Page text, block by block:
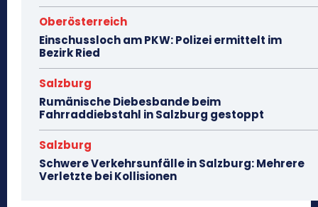
Oberösterreich
Einschussloch am PKW: Polizei ermittelt im
Bezirk Ried
Salzburg
Rumänische Diebesbande beim
Fahrraddiebstahl in Salzburg gestoppt
Salzburg
Schwere Verkehrsunfälle in Salzburg: Mehrere
Verletzte bei Kollisionen